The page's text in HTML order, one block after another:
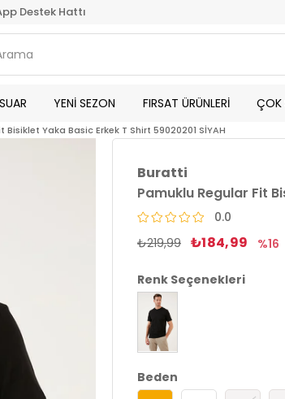
Destek Hattı
YENİ SEZON FIRSAT ÜRÜNLERİ ÇOK
Bisiklet Yaka Basic Erkek T Shirt 59020201 SİYAH
Buratti
Pamuklu Regular Fit
0.0
₺219,99 ₺184,99 16
Renk Seçenekleri
Beden